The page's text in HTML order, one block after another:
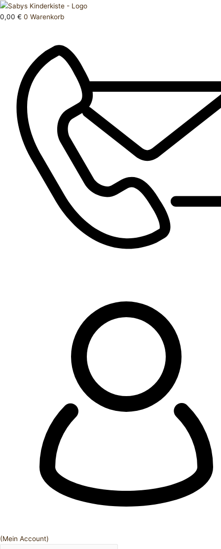
Zum
Inhalt
0,00 € 0 Warenkorb
(Mein Account)
Products
search
Oberteil
74